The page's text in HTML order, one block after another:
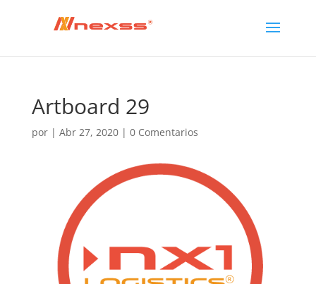
Artboard 29
por | Abr 27, 2020| 0 Comentarios